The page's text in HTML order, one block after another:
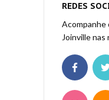
REDES
Acompanhe
Joinville nas